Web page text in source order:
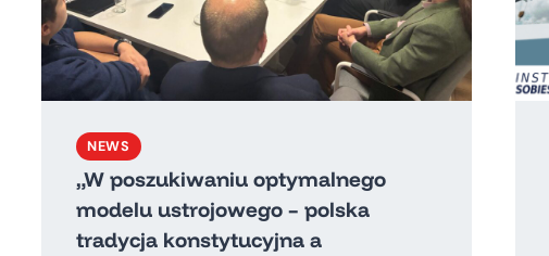
NEWS
„W poszukiwaniu optymalnego
modelu ustrojowego – polska
tradycja konstytucyjna a